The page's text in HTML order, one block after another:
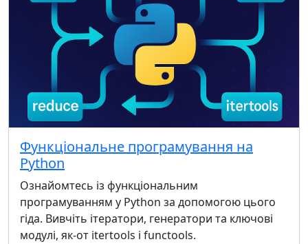
Функціональне програмування на
Python
Ознайомтесь із функціональним
програмуванням у Python за допомогою цього
гіда. Вивчіть ітератори, генератори та ключові
модулі, як-от itertools і functools.